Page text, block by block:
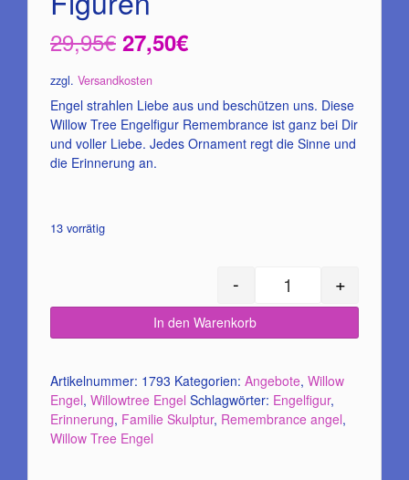
29,95€ Ursprünglicher
Preis
war:
29,95€
27,50€Aktueller
ist:
27,50€.
zzgl. Versandkosten
Engel strahlen Liebe aus und beschützen uns. Diese
Willow Tree Engelfigur Remembrance ist ganz bei Dir
und voller Liebe. Jedes Ornament regt die Sinne und
die Erinnerung an.
13 vorrätig
Angel
- +
In den Warenkorb
Artikelnummer: 1793 Kategorien: Angebote, Willow
Engel, Willowtree Engel Schlagwörter: Engelfigur,
Erinnerung, Familie Skulptur, Remembrance angel,
Willow Tree Engel